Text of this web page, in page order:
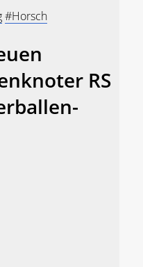
#Horsch
RS